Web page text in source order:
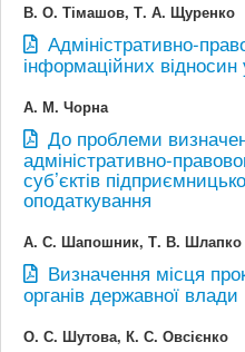
В. О. Тімашов, Т. А. Щуренко
Адміністративно-
інформаційних відносин
А. М. Чорна
До проблеми
адміністративно-
суб’єктів
оподаткування
А. С. Шапошник, Т. В. Шлапко
Визначення місця
органів державної влади
О. С. Шутова, К. С. Овсієнко